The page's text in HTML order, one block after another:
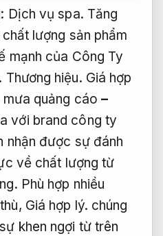
Dịch vụ spa. Tăng
lượng sản phẩm
mạnh của Công Ty
Thương hiệu. Giá hợp
quảng cáo –
với brand công ty
nhận được sự đánh
về chất lượng từ
Phù hợp nhiều
Giá hợp lý. chúng
khen ngợi từ trên